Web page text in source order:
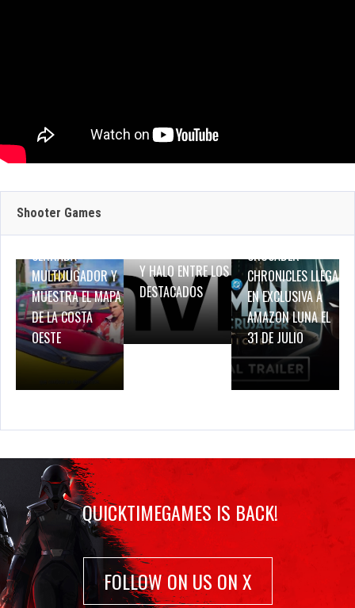
Shooter Games
JULIO 30, 2026
WORLD TOUR
ANUNCIA SU
PRUEBA DE RED
CERRADA
MULTIJUGADOR Y
MUESTRA EL MAPA
DE LA COSTA
OESTE
JULIO 29, 2026
GEFORCE NOW
SUMA 9 JUEGOS
Y HALO ENTRE LOS
DESTACADOS
BATMAN: CAPED
CRUSADER –
CHRONICLES LLEGA
EN EXCLUSIVA A
AMAZON LUNA EL
31 DE JULIO
QUICKTIMEGAMES IS BACK!
FOLLOW ON US ON X